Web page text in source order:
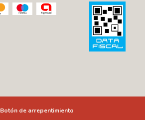
Botón de arrepentimiento